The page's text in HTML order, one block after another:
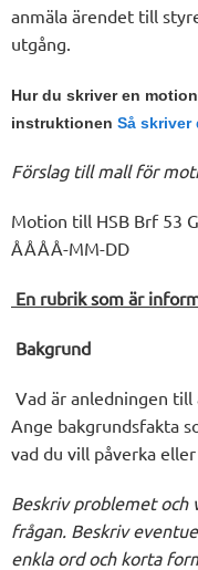
anmäla ärendet till
utgång.
Hur du skriver en
instruktionen Så skriver
Förslag till mall för
Motion till HSB Brf 53
ÅÅÅÅ-MM-DD
En rubrik som är
Bakgrund
Vad är anledningen
Ange bakgrundsfakta
vad du vill påverka eller
Beskriv problemet och
frågan. Beskriv
enkla ord och korta